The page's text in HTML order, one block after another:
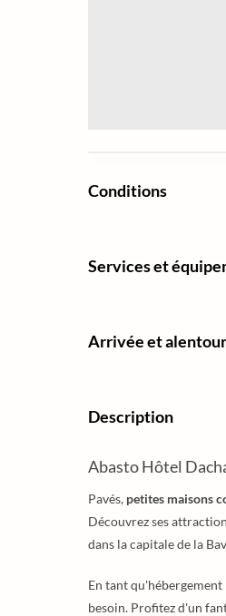
Conditions
Services et
Arrivée et
Description
Abasto Hôtel
Pavés, petites maisons
Découvrez ses
dans la capitale de la
En tant
besoin. Profitez d'un